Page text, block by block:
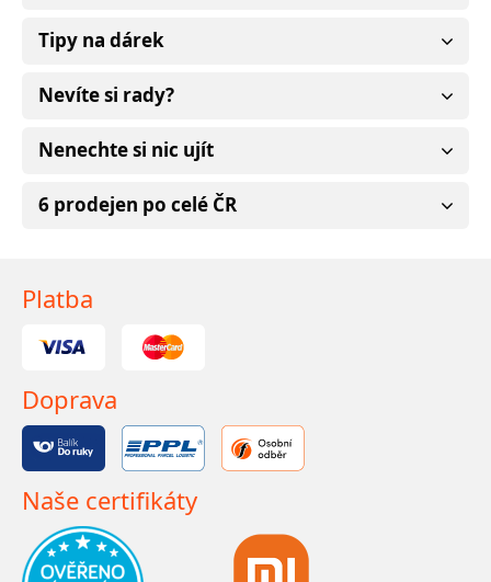
Tipy na dárek
Nevíte si rady?
Nenechte si nic ujít
6 prodejen po celé ČR
Platba
Doprava
Naše certifikáty